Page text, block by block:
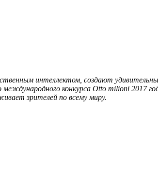
интеллектом, создают
конкурса Otto milioni 2017
зрителей по всему миру.